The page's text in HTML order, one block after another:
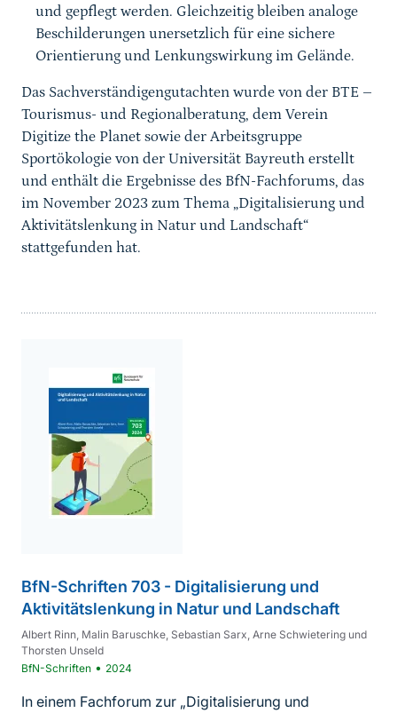
und gepflegt werden. Gleichzeitig bleiben analoge
Beschilderungen unersetzlich für eine sichere
Orientierung und Lenkungswirkung im Gelände.
Das Sachverständigengutachten wurde von der BTE –
Tourismus- und Regionalberatung, dem Verein
Digitize the Planet sowie der Arbeitsgruppe
Sportökologie von der Universität Bayreuth erstellt
und enthält die Ergebnisse des BfN-Fachforums, das
im November 2023 zum Thema „Digitalisierung und
Aktivitätslenkung in Natur und Landschaft“
stattgefunden hat.
BfN-Schriften 703 - Digitalisierung und
Aktivitätslenkung in Natur und Landschaft
Albert Rinn, Malin Baruschke, Sebastian Sarx, Arne Schwietering und
Thorsten Unseld
BfN-Schriften • 2024
In einem Fachforum zur „Digitalisierung und